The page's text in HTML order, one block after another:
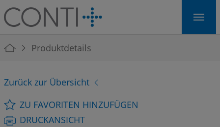
Skip to main navigation
Skip to main content
Skip to page footer
You are here:
Produktdetails
Zurück zur Übersicht
ZU FAVORITEN HINZUFÜGEN
DRUCKANSICHT